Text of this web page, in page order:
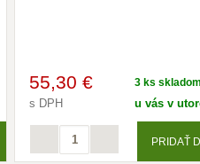
55,30 €
s DPH
3 ks skladom
u vás v
PRIDAŤ